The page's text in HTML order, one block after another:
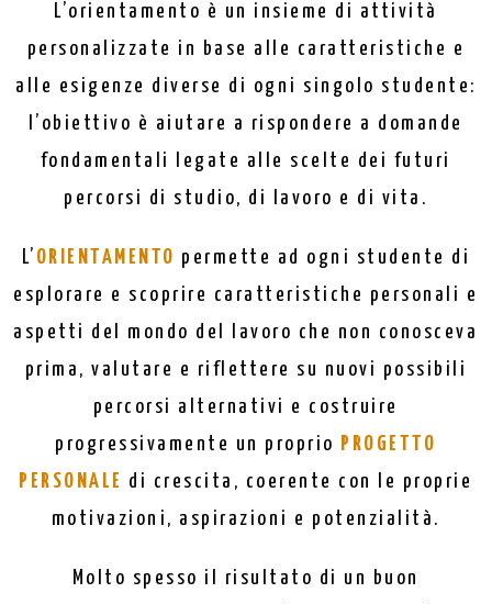
L’orientamento è un insieme di attività
personalizzate in base alle caratteristiche e
alle esigenze diverse di ogni singolo studente:
l’obiettivo è aiutare a rispondere a domande
fondamentali legate alle scelte dei futuri
percorsi di studio, di lavoro e di vita.
L’ ORIENTAMENTO permette ad ogni studente di
esplorare e scoprire caratteristiche personali e
aspetti del mondo del lavoro che non conosceva
prima, valutare e riflettere su nuovi possibili
percorsi alternativi e costruire
progressivamente un proprio PROGETTO
PERSONALE di crescita, coerente con le proprie
motivazioni, aspirazioni e potenzialità.
Molto spesso il risultato di un buon